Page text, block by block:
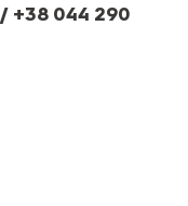
+38 044 290